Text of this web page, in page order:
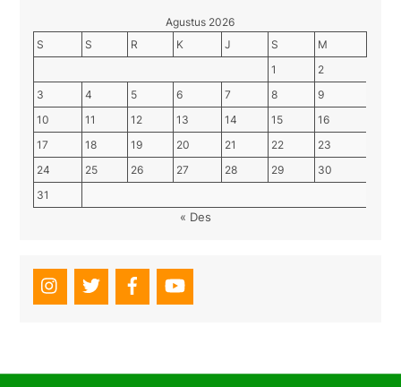
Agustus 2026
S
S R K J S
M
1
2
3
4 5 6 7 8
9
10
11 12 13 14 15
16
17
18 19 20 21 22
23
24
25 26 27 28 29
30
31
« Des